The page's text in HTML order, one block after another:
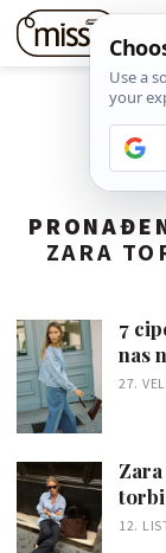
ZARA
7
nas
27.
torbi
12.